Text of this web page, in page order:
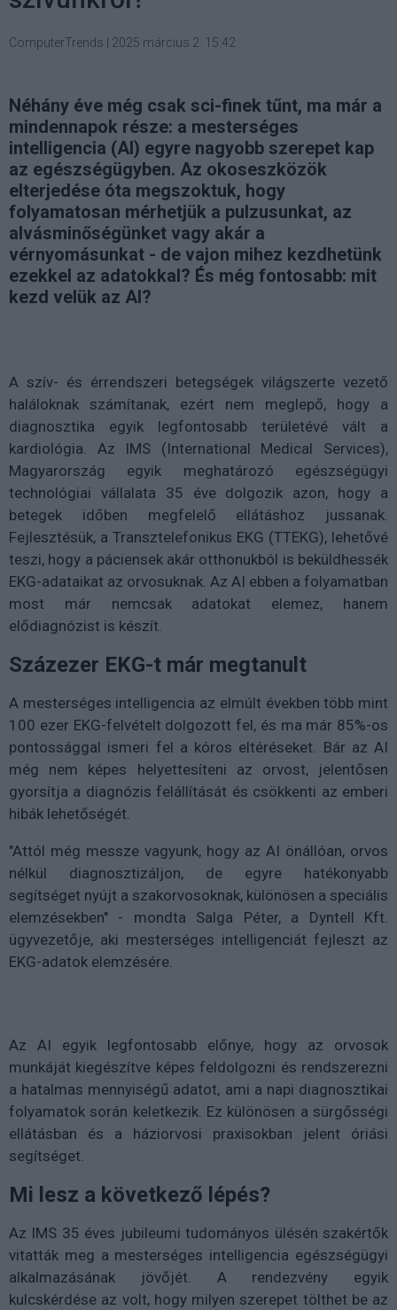
ComputerTrends 2025 március 2. 15:42
Néhány éve még csak sci-finek tűnt, ma már a
mindennapok része: a mesterséges
intelligencia (AI) egyre nagyobb szerepet kap
az egészségügyben. Az okoseszközök
elterjedése óta megszoktuk, hogy
folyamatosan mérhetjük a pulzusunkat, az
alvásminőségünket vagy akár a
vérnyomásunkat - de vajon mihez kezdhetünk
ezekkel az adatokkal? És még fontosabb: mit
kezd velük az AI?
A szív- és érrendszeri betegségek világszerte vezető
haláloknak számítanak, ezért nem meglepő, hogy a
diagnosztika egyik legfontosabb területévé vált a
kardiológia. Az IMS (International Medical Services),
Magyarország egyik meghatározó egészségügyi
technológiai vállalata 35 éve dolgozik azon, hogy a
betegek időben megfelelő ellátáshoz jussanak.
Fejlesztésük, a Transztelefonikus EKG (TTEKG), lehetővé
teszi, hogy a páciensek akár otthonukból is beküldhessék
EKG-adataikat az orvosuknak. Az AI ebben a folyamatban
most már nemcsak adatokat elemez, hanem
elődiagnózist is készít.
Száz­ezer EKG-t már megtanult
A mesterséges intelligencia az elmúlt években több mint
100 ezer EKG-felvételt dolgozott fel, és ma már 85%-os
pontossággal ismeri fel a kóros eltéréseket. Bár az AI
még nem képes helyettesíteni az orvost, jelentősen
gyorsítja a diagnózis felállítását és csökkenti az emberi
hibák lehetőségét.
"Attól még messze vagyunk, hogy az AI önállóan, orvos
nélkül diagnosztizáljon, de egyre hatékonyabb
segítséget nyújt a szakorvosoknak, különösen a speciális
elemzésekben" - mondta Salga Péter, a Dyntell Kft.
ügyvezetője, aki mesterséges intelligenciát fejleszt az
EKG-adatok elemzésére.
Az AI egyik legfontosabb előnye, hogy az orvosok
munkáját kiegészítve képes feldolgozni és rendszerezni
a hatalmas mennyiségű adatot, ami a napi diagnosztikai
folyamatok során keletkezik. Ez különösen a sürgősségi
ellátásban és a háziorvosi praxisokban jelent óriási
segítséget.
Mi lesz a következő lépés?
Az IMS 35 éves jubileumi tudományos ülésén szakértők
vitatták meg a mesterséges intelligencia egészségügyi
alkalmazásának jövőjét. A rendezvény egyik
kulcskérdése az volt, hogy milyen szerepet tölthet be az